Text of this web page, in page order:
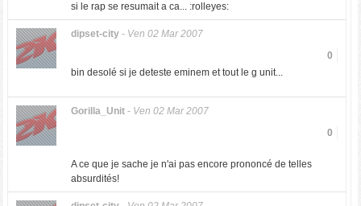
si le rap se resumait a ca... :rolleyes:
dipset-city- Ven 02 Mar 2007
0
bin desolé si je deteste eminem et tout le g unit...
Gorilla_Unit- Ven 02 Mar 2007
0
A ce que je sache je n'ai pas encore prononcé de telles
absurdités!